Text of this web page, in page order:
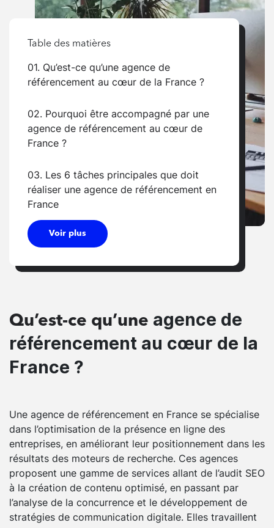
Table des matières
01. Qu’est-ce qu’une agence de
référencement au cœur de la France ?
02. Pourquoi être accompagné par une
agence de référencement au cœur de
France ?
03. Les 6 tâches principales que doit
réaliser une agence de référencement en
France
Voir plus
Qu’est-ce qu’une agence de
référencement au cœur de la
France ?
Une agence de référencement en France se spécialise
dans l’optimisation de la présence en ligne des
entreprises, en améliorant leur positionnement dans les
résultats des moteurs de recherche. Ces agences
proposent une gamme de services allant de l’audit SEO
à la création de contenu optimisé, en passant par
l’analyse de la concurrence et le développement de
stratégies de communication digitale. Elles travaillent